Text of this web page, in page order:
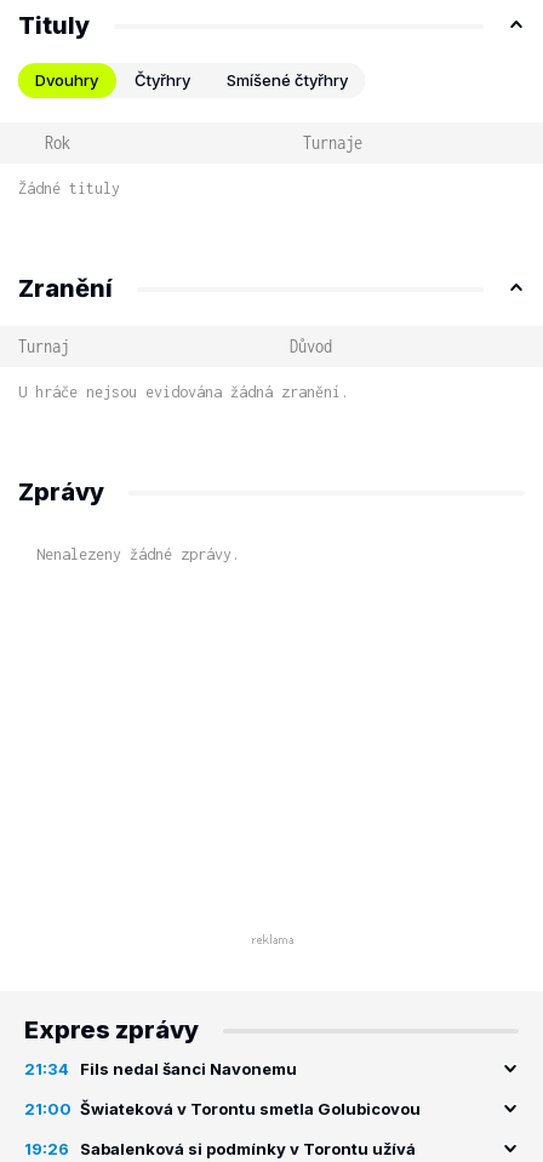
Tituly
Dvouhry Čtyřhry Smíšené čtyřhry
Rok Turnaje
Žádné tituly
Zranění
Turnaj Důvod
U hráče nejsou evidována žádná zranění.
Zprávy
Nenalezeny žádné zprávy.
Expres zprávy
21:34 Fils nedal šanci Navonemu
21:00 Šwiateková v Torontu smetla Golubicovou
19:26 Sabalenková si podmínky v Torontu užívá